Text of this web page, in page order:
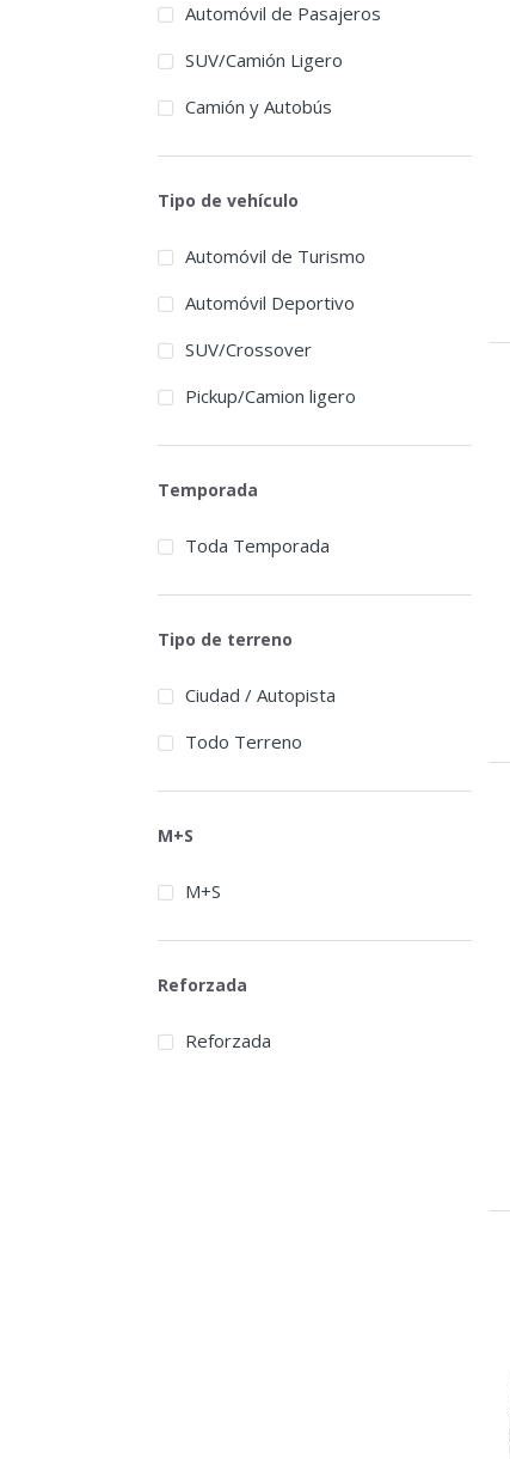
Automóvil de Pasajeros
SUV/Camión Ligero
Camión y Autobús
Tipo de vehículo
Automóvil de Turismo
Automóvil Deportivo
SUV/Crossover
Pickup/Camion ligero
Temporada
Toda Temporada
Tipo de terreno
Ciudad / Autopista
Todo Terreno
M+S
M+S
Reforzada
Reforzada